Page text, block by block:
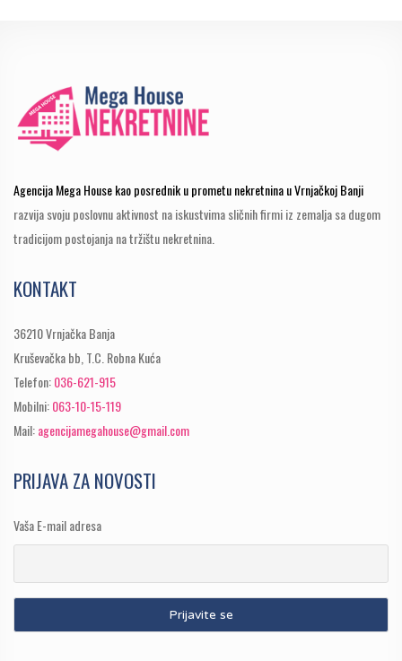
Agencija Mega House kao posrednik u prometu nekretnina u Vrnjačkoj Banji
razvija svoju poslovnu aktivnost na iskustvima sličnih firmi iz zemalja sa dugom
tradicijom postojanja na tržištu nekretnina.
KONTAKT
36210 Vrnjačka Banja
Kruševačka bb, T.C. Robna Kuća
Telefon:036-621-915
Mobilni:063-10-15-119
Mail:agencijamegahouse@gmail.com
PRIJAVA ZA NOVOSTI
Vaša E-mail adresa